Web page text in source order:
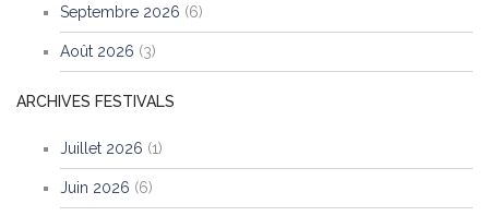
Septembre 2026 (6)
Août 2026 (3)
ARCHIVES FESTIVALS
Juillet 2026 (1)
Juin 2026 (6)